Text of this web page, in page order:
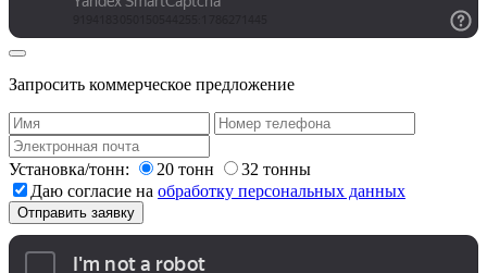
Запросить коммерческое предложение
Установка/тонн: 20 тонн
32 тонны
Даю согласие на обработку персональных данных